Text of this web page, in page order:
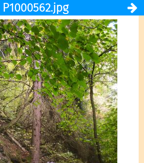
P1000562.jpg